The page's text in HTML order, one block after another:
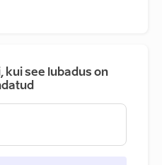
kui see lubadus on